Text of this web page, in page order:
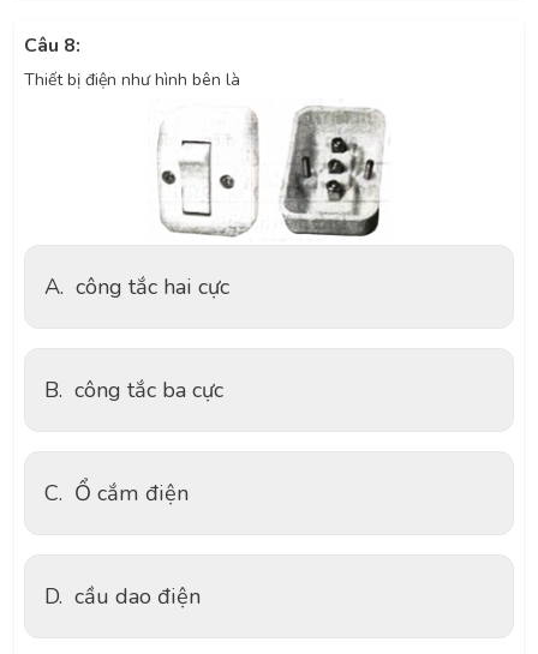
Câu 8:
Thiết bị điện như hình bên là
A. công tắc hai cực
B. công tắc ba cực
C. Ổ cắm điện
D. cầu dao điện